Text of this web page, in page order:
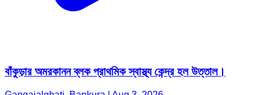
বাঁকুড়ার অমরকানন ব্লক প্রাথমিক স্বাস্থ্য কেন্দ্র হল উত্তাল।